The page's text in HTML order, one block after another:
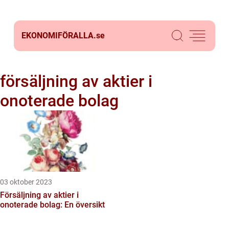
EKONOMIFÖRALLA.se
försäljning av aktier i
onoterade bolag
03 oktober 2023
Försäljning av aktier i
onoterade bolag: En översikt